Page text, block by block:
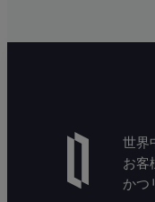
世界
お客
かつ